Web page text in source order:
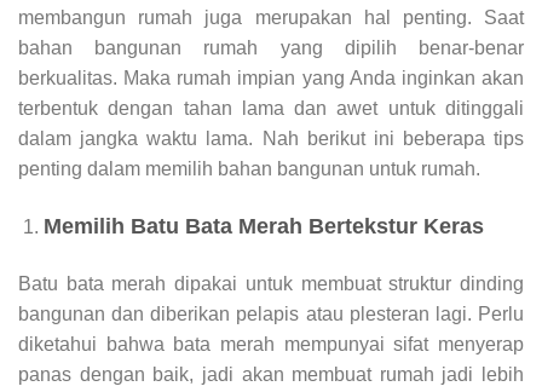
membangun rumah juga merupakan hal penting. Saat
bahan bangunan rumah yang dipilih benar-benar
berkualitas. Maka rumah impian yang Anda inginkan akan
terbentuk dengan tahan lama dan awet untuk ditinggali
dalam jangka waktu lama. Nah berikut ini beberapa tips
penting dalam memilih bahan bangunan untuk rumah.
Memilih Batu Bata Merah Bertekstur Keras
Batu bata merah dipakai untuk membuat struktur dinding
bangunan dan diberikan pelapis atau plesteran lagi. Perlu
diketahui bahwa bata merah mempunyai sifat menyerap
panas dengan baik, jadi akan membuat rumah jadi lebih